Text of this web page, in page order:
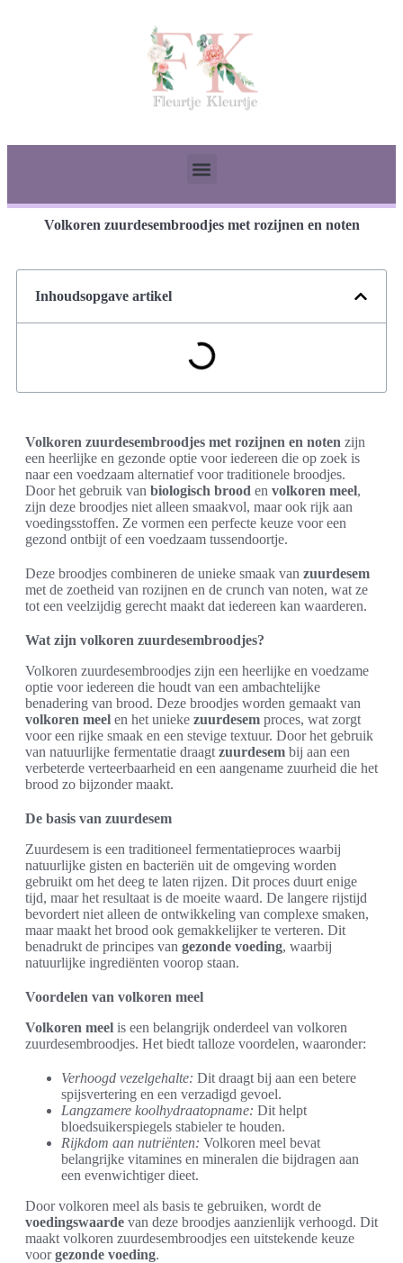
Volkoren zuurdesembroodjes met rozijnen en noten
Inhoudsopgave artikel
Volkoren zuurdesembroodjes met rozijnen en noten zijn
een heerlijke en gezonde optie voor iedereen die op zoek is
naar een voedzaam alternatief voor traditionele broodjes.
Door het gebruik van biologisch brood en volkoren meel,
zijn deze broodjes niet alleen smaakvol, maar ook rijk aan
voedingsstoffen. Ze vormen een perfecte keuze voor een
gezond ontbijt of een voedzaam tussendoortje.
Deze broodjes combineren de unieke smaak van zuurdesem
met de zoetheid van rozijnen en de crunch van noten, wat ze
tot een veelzijdig gerecht maakt dat iedereen kan waarderen.
Wat zijn volkoren zuurdesembroodjes?
Volkoren zuurdesembroodjes zijn een heerlijke en voedzame
optie voor iedereen die houdt van een ambachtelijke
benadering van brood. Deze broodjes worden gemaakt van
volkoren meel en het unieke zuurdesem proces, wat zorgt
voor een rijke smaak en een stevige textuur. Door het gebruik
van natuurlijke fermentatie draagt zuurdesem bij aan een
verbeterde verteerbaarheid en een aangename zuurheid die het
brood zo bijzonder maakt.
De basis van zuurdesem
Zuurdesem is een traditioneel fermentatieproces waarbij
natuurlijke gisten en bacteriën uit de omgeving worden
gebruikt om het deeg te laten rijzen. Dit proces duurt enige
tijd, maar het resultaat is de moeite waard. De langere rijstijd
bevordert niet alleen de ontwikkeling van complexe smaken,
maar maakt het brood ook gemakkelijker te verteren. Dit
benadrukt de principes van gezonde voeding, waarbij
natuurlijke ingrediënten voorop staan.
Voordelen van volkoren meel
Volkoren meel is een belangrijk onderdeel van volkoren
zuurdesembroodjes. Het biedt talloze voordelen, waaronder:
Verhoogd vezelgehalte: Dit draagt bij aan een betere
spijsvertering en een verzadigd gevoel.
Langzamere koolhydraatopname: Dit helpt
bloedsuikerspiegels stabieler te houden.
Rijkdom aan nutriënten: Volkoren meel bevat
belangrijke vitamines en mineralen die bijdragen aan
een evenwichtiger dieet.
Door volkoren meel als basis te gebruiken, wordt de
voedingswaarde van deze broodjes aanzienlijk verhoogd. Dit
maakt volkoren zuurdesembroodjes een uitstekende keuze
voorgezonde voeding.